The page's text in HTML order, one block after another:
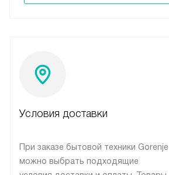
Условия доставки
При заказе бытовой техники Gorenje
можно выбрать подходящие